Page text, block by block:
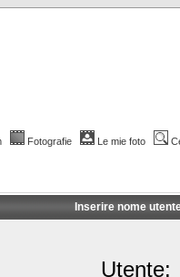
Fotografie Le mie foto
Inserire nome
Utente: